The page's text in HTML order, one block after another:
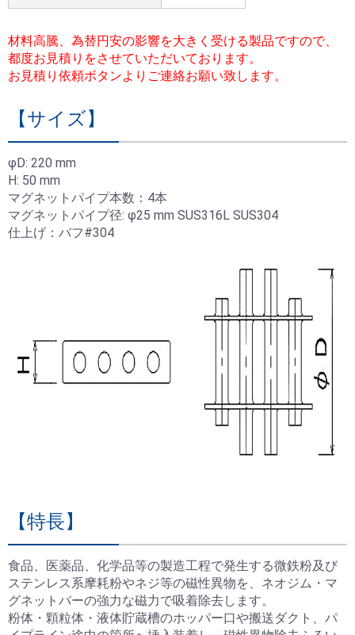
材料高騰、為替円安の影響を大きく受ける製品ですので、
都度お見積りをさせていただいております。
お見積り依頼ボタンよりご連絡お願い致します。
【サイズ】
φD: 220 mm
H: 50 mm
マグネットパイプ本数：4本
マグネットパイプ径: φ25 mm SUS316L SUS304
仕上げ：バフ#304
【特長】
食品、医薬品、化学品等の製造工程で発生する微鉄粉及び
ステンレス系摩耗粉やネジ等の磁性異物を、ネオジム・マ
グネットバーの強力な磁力で吸着除去します。
粉体・顆粒体・液体貯蔵槽のホッパー口や搬送ダクト、パ